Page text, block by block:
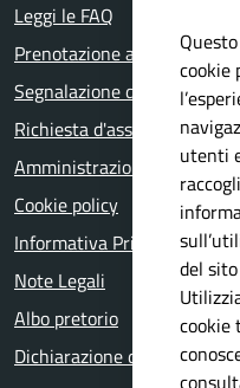
Leggi le FAQ
Prenotazione
Segnalazione disservizio
Richiesta d'assistenza
Amministrazione
Cookie policy
Informativa Privacy
Note Legali
Albo pretorio
Dichiarazione di
cookie
utenti
del
cookie